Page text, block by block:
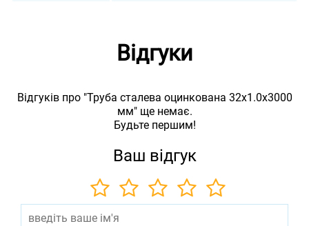
Відгуки
Відгуків про "Труба сталева оцинкована 32x1.0x3000
мм" ще немає.
Будьте першим!
Ваш відгук